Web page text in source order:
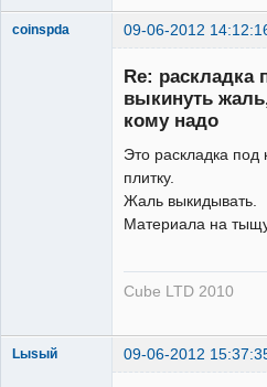
coinspda 09-06-2012
Re: раскладка
выкинуть
кому надо
Это раскладка под
плитку.
Жаль выкидывать.
Материала на
Cube LTD 2010
Lыsый 09-06-2012